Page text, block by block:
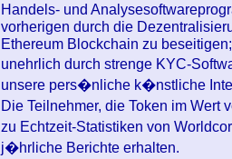
Handels- und
vorherigen durch die
Ethereum Blockchain zu
unehrlich durch strenge KYC-
unsere pers�nliche k�nstliche
Die Teilnehmer, die Token im
zu Echtzeit-Statistiken von
j�hrliche Berichte erhalten.